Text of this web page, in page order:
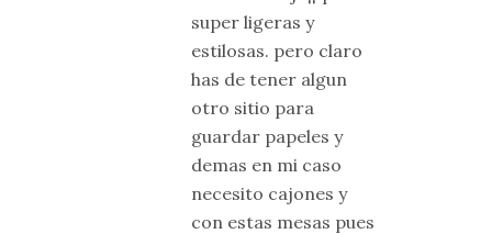
super ligeras y
estilosas. pero claro
has de tener algun
otro sitio para
guardar papeles y
demas en mi caso
necesito cajones y
con estas mesas pues